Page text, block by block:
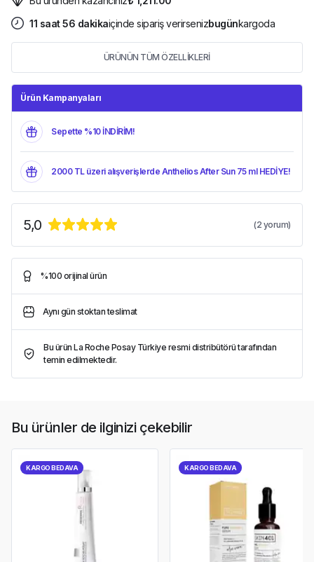
11 saat 56 dakikaiçinde sipariş verirsenizbugünkargoda
ÜRÜNÜN TÜM ÖZELLİKLERİ
Ürün Kampanyaları
Sepette %10 İNDİRİM!
2000 TL üzeri alışverişlerde Anthelios After Sun 75 ml HEDİYE!
5,0 (2 yorum)
%100 orijinal ürün
Aynı gün stoktan teslimat
Bu ürün La Roche Posay Türkiye resmi distribütörü tarafından
temin edilmektedir.
Bu ürünler de ilginizi çekebilir
KARGO BEDAVA KARGO BEDAVA